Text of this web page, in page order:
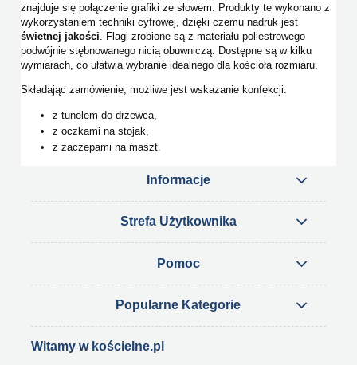
znajduje się połączenie grafiki ze słowem. Produkty te wykonano z
wykorzystaniem techniki cyfrowej, dzięki czemu nadruk jest
świetnej jakości . Flagi zrobione są z materiału poliestrowego
podwójnie stębnowanego nicią obuwniczą. Dostępne są w kilku
wymiarach, co ułatwia wybranie idealnego dla kościoła rozmiaru.
Składając zamówienie, możliwe jest wskazanie konfekcji:
z tunelem do drzewca,
z oczkami na stojak,
z zaczepami na maszt.
Informacje
Strefa Użytkownika
Pomoc
Popularne Kategorie
Witamy w kościelne.pl